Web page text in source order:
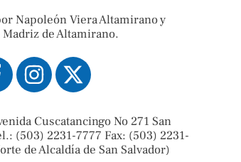
Napoleón Viera Altamirano y
de Altamirano.
Cuscatancingo No 271 San
(503) 2231-7777 Fax: (503) 2231-
de Alcaldía de San Salvador)